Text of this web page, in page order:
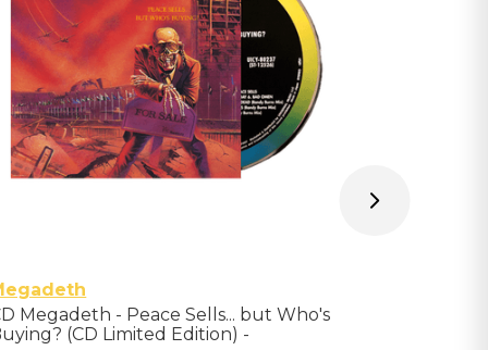
Megadeth - Peace Sells... but Who's
(CD Limited Edition) -